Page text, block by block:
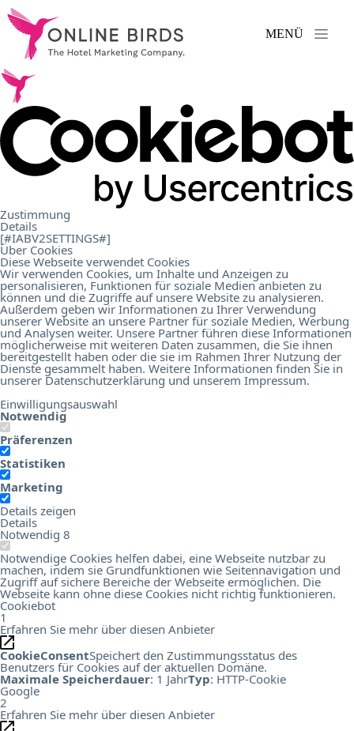
Zustimmung
Details
[#IABV2SETTINGS#]
Über Cookies
Diese Webseite verwendet Cookies
Wir verwenden Cookies, um Inhalte und Anzeigen zu
personalisieren, Funktionen für soziale Medien anbieten zu
können und die Zugriffe auf unsere Website zu analysieren.
Außerdem geben wir Informationen zu Ihrer Verwendung
unserer Website an unsere Partner für soziale Medien, Werbung
und Analysen weiter. Unsere Partner führen diese Informationen
möglicherweise mit weiteren Daten zusammen, die Sie ihnen
bereitgestellt haben oder die sie im Rahmen Ihrer Nutzung der
Dienste gesammelt haben. Weitere Informationen finden Sie in
unserer Datenschutzerklärung und unserem Impressum.
Einwilligungsauswahl
Notwendig
Präferenzen
Statistiken
Marketing
Details zeigen
Details
Notwendig 8
Notwendige Cookies helfen dabei, eine Webseite nutzbar zu
machen, indem sie Grundfunktionen wie Seitennavigation und
Zugriff auf sichere Bereiche der Webseite ermöglichen. Die
Webseite kann ohne diese Cookies nicht richtig funktionieren.
Cookiebot
1
Erfahren Sie mehr über diesen Anbieter
CookieConsentSpeichert den Zustimmungsstatus des
Benutzers für Cookies auf der aktuellen Domäne.
Maximale Speicherdauer: 1 JahrTyp: HTTP-Cookie
Google
2
Erfahren Sie mehr über diesen Anbieter
Leistungen
Referenzen .
uns.
Karriere.
Kontakt.
MENÜ